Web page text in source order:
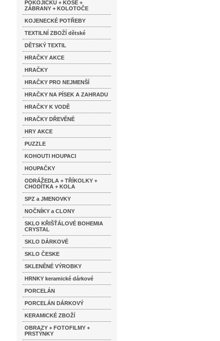
POKOJÍČKU + KOŠE +
ZÁBRANY + KOLOTOČE
KOJENECKÉ POTŘEBY
TEXTILNÍ ZBOŽÍ dětské
DĚTSKÝ TEXTIL
HRAČKY AKCE
HRAČKY
HRAČKY PRO NEJMENŠÍ
HRAČKY NA PÍSEK A ZAHRADU
HRAČKY K VODĚ
HRAČKY DŘEVĚNÉ
HRY AKCE
PUZZLE
KOHOUTI HOUPACI
HOUPAČKY
ODRÁŽEDLA + TŘÍKOLKY +
CHODÍTKA + KOLA
SPZ a JMENOVKY
NOČNÍKY a CLONY
SKLO KŘIŠŤÁLOVÉ BOHEMIA
CRYSTAL
SKLO DÁRKOVÉ
SKLO ČESKE
SKLENĚNÉ VÝROBKY
HRNKY keramické dárkové
PORCELÁN
PORCELÁN DÁRKOVÝ
KERAMICKÉ ZBOŽÍ
OBRAZY + FOTOFILMY +
PRSTÝNKY